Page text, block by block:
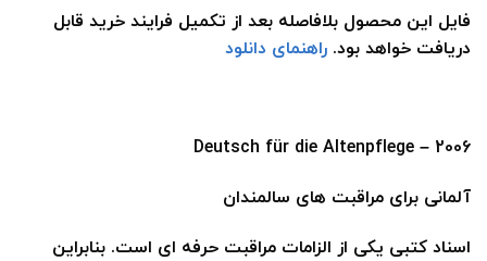
فایل این محصول بلافاصله بعد از تکمیل فرایند خرید قابل
دریافت خواهد بود. راهنمای دانلود
Deutsch für die Altenpflege – 2006
آلمانی برای مراقبت های سالمندان
اسناد کتبی یکی از الزامات مراقبت حرفه ای است. بنابراین